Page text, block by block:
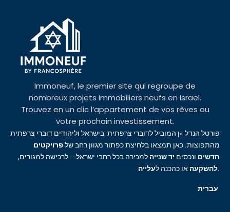
Immoneuf, le premier site qui regroupe de
nombreux projets immobiliers neufs en Israël.
Trouvez en un clic l’appartement de vos rêves ou
votre prochain investissement.
פורטל הנדל »ן המוביל לדוברי צרפתית בישראל וליהודים דוברי צרפתית
מהתפוצות. כאן תמצאו בלחיצת כפתור מגוון רחב שלפרויקטים
חדשים ונכסים יד שנייה למכירה בכל רחבי ישראל – לרכישה למגורים,
להשקעה או כהכנה לעלייה .